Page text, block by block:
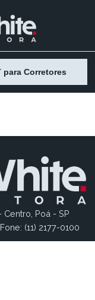
para Corretores
Centro, Poá - SP
Fone: (11) 2177-0100